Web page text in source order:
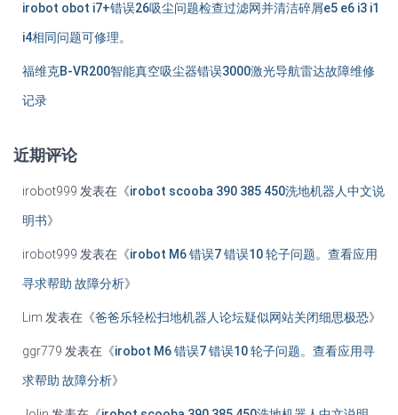
irobot obot i7+错误26吸尘问题检查过滤网并清洁碎屑e5 e6 i3 i1
i4相同问题可修理。
福维克B-VR200智能真空吸尘器错误3000激光导航雷达故障维修
记录
近期评论
irobot999 发表在《irobot scooba 390 385 450洗地机器人中文说
明书》
irobot999 发表在《irobot M6 错误7 错误10 轮子问题。查看应用
寻求帮助 故障分析》
Lim 发表在《爸爸乐轻松扫地机器人论坛疑似网站关闭细思极恐》
ggr779 发表在《irobot M6 错误7 错误10 轮子问题。查看应用寻
求帮助 故障分析》